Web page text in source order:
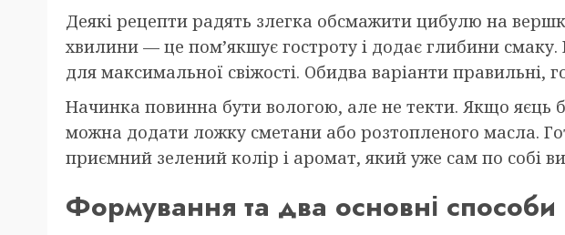
Деякі рецепти радять злегка обсмажити цибулю на
хвилини — це пом’якшує гостроту і додає глибини
для максимальної свіжості. Обидва варіанти правильні,
Начинка повинна бути вологою, але не текти. Якщо яєць
можна додати ложку сметани або розтопленого масла.
приємний зелений колір і аромат, який уже сам по собі
Формування та два основні способи